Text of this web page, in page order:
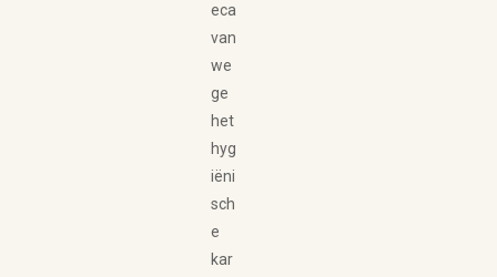
eca
van
we
ge
het
hyg
iëni
sch
e
kar